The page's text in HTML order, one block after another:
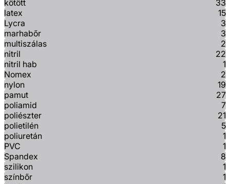
kötött
33
latex
15
Lycra
3
marhabőr
3
multiszálas
2
nitril
22
nitril hab
1
Nomex
2
nylon
19
pamut
27
poliamid
7
poliészter
21
polietilén
5
poliuretán
1
PVC
1
Spandex
8
szilikon
1
színbőr
1